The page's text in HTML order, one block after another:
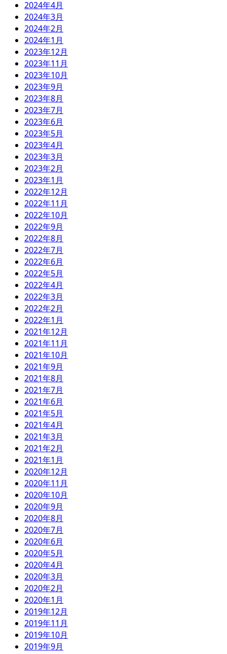
2024年4月
2024年3月
2024年2月
2024年1月
2023年12月
2023年11月
2023年10月
2023年9月
2023年8月
2023年7月
2023年6月
2023年5月
2023年4月
2023年3月
2023年2月
2023年1月
2022年12月
2022年11月
2022年10月
2022年9月
2022年8月
2022年7月
2022年6月
2022年5月
2022年4月
2022年3月
2022年2月
2022年1月
2021年12月
2021年11月
2021年10月
2021年9月
2021年8月
2021年7月
2021年6月
2021年5月
2021年4月
2021年3月
2021年2月
2021年1月
2020年12月
2020年11月
2020年10月
2020年9月
2020年8月
2020年7月
2020年6月
2020年5月
2020年4月
2020年3月
2020年2月
2020年1月
2019年12月
2019年11月
2019年10月
2019年9月